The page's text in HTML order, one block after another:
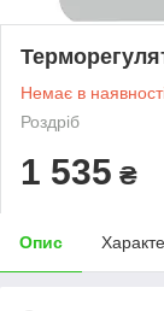
Немає в
Роздріб
1 535 ₴
Опис